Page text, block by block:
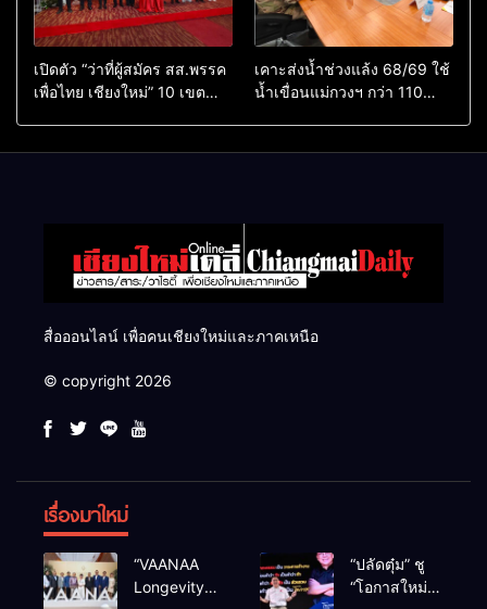
เปิดตัว “ว่าที่ผู้สมัคร สส.พรรค
เพื่อไทย เชียงใหม่” 10 เขต
เคาะส่งน้ำช่วงแล้ง 68/69 ใช้
น้ำเขื่อนแม่กวงฯ กว่า 110
สื่อออนไลน์ เพื่อคนเชียงใหม่และภาคเหนือ
© copyright 2026
เรื่องมาใหม่
“VAANAA
Longevity
“ปลัดตุ๋ม” ชู
“โอกาสใหม่”